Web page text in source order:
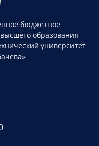
бюджетное
образования
университет